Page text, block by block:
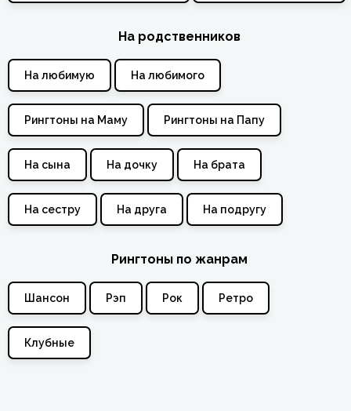
На родственников
На любимую На любимого
Рингтоны на Маму Рингтоны на Папу
На сына На дочку На брата
На сестру На друга На подругу
Рингтоны по жанрам
Шансон Рэп Рок Ретро
Клубные